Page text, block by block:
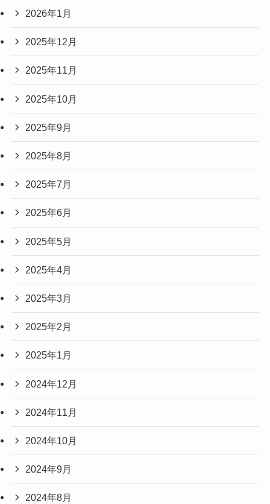
2026年1月
2025年12月
2025年11月
2025年10月
2025年9月
2025年8月
2025年7月
2025年6月
2025年5月
2025年4月
2025年3月
2025年2月
2025年1月
2024年12月
2024年11月
2024年10月
2024年9月
2024年8月